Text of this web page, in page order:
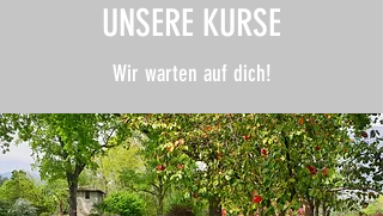
UNSERE KURSE
Wir warten auf dich!